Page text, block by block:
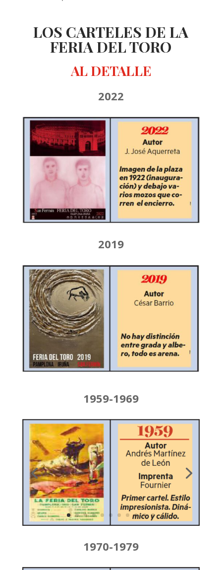
LOS CARTELES DE LA
FERIA DEL TORO
AL DETALLE
2022
2019
1959-1969
1970-1979